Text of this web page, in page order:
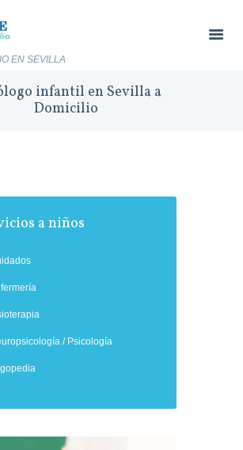
EN SEVILLA
infantil en Sevilla a
Domicilio
a niños
/ Psicología